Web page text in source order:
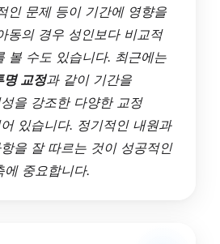
인 문제 등이 기간에 영향을
동의 경우 성인보다 비교적
볼 수도 있습니다. 최근에는
명 교정과 같이 기간을
을 강조한 다양한 교정
있습니다. 정기적인 내원과
을 잘 따르는 것이 성공적인
에 중요합니다.